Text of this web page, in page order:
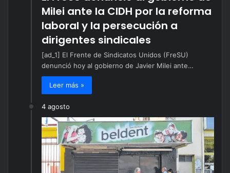
Milei ante la CIDH por la reforma
laboral y la persecución a
dirigentes sindicales
[ad_1] El Frente de Sindicatos Unidos (FreSU)
denunció hoy al gobierno de Javier Milei ante…
Leer más »
4 agosto